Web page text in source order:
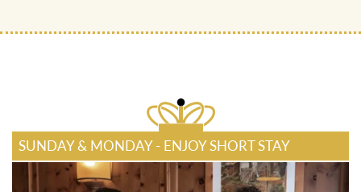
SUNDAY & MONDAY - ENJOY SHORT STAY